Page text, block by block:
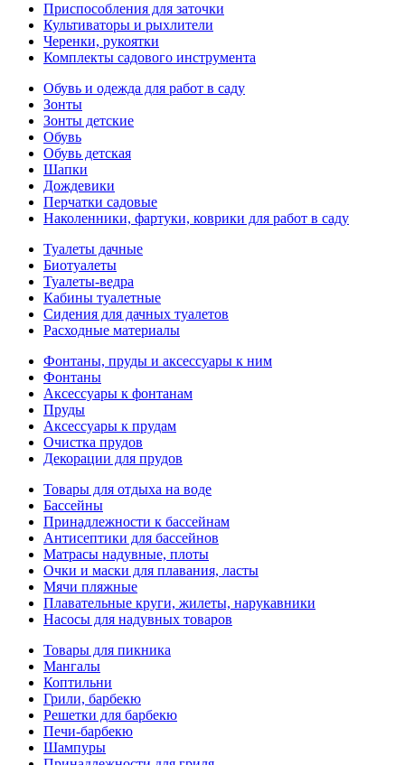
Приспособления для заточки
Культиваторы и рыхлители
Черенки, рукоятки
Комплекты садового инструмента
Обувь и одежда для работ в саду
Зонты
Зонты детские
Обувь
Обувь детская
Шапки
Дождевики
Перчатки садовые
Наколенники, фартуки, коврики для работ в саду
Туалеты дачные
Биотуалеты
Туалеты-ведра
Кабины туалетные
Сидения для дачных туалетов
Расходные материалы
Фонтаны, пруды и аксессуары к ним
Фонтаны
Аксессуары к фонтанам
Пруды
Аксессуары к прудам
Очистка прудов
Декорации для прудов
Товары для отдыха на воде
Бассейны
Принадлежности к бассейнам
Антисептики для бассейнов
Матраcы надувные, плоты
Очки и маски для плавания, ласты
Мячи пляжные
Плавательные круги, жилеты, нарукавники
Насосы для надувных товаров
Товары для пикника
Мангалы
Коптильни
Грили, барбекю
Решетки для барбекю
Печи-барбекю
Шампуры